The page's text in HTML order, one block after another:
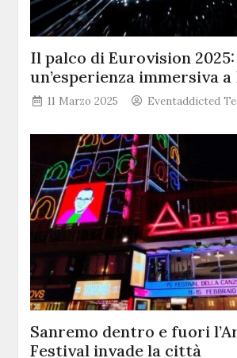
Il palco di Eurovision 2025:
un’esperienza immersiva a
11 Marzo 2025 Eventaddicted
Sanremo dentro e fuori
Festival invade la città